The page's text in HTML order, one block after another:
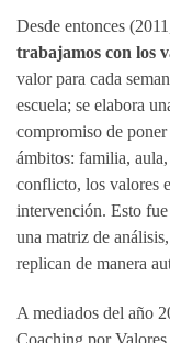
Desde entonces
trabajamos con los
valor para cada
escuela; se elabora
compromiso de
ámbitos: familia,
conflicto, los valores
intervención. Esto
una matriz de
replican de manera
A mediados del año
Coaching por